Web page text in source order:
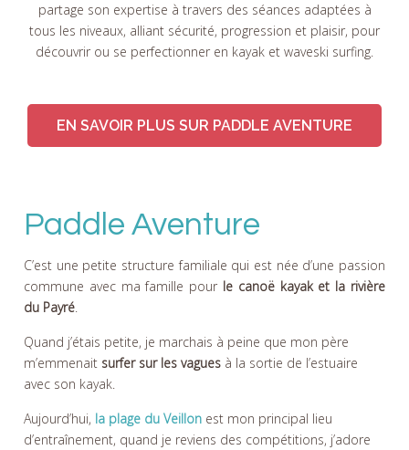
partage son expertise à travers des séances adaptées à
tous les niveaux, alliant sécurité, progression et plaisir, pour
découvrir ou se perfectionner en kayak et waveski surfing.
EN SAVOIR PLUS SUR PADDLE AVENTURE
Paddle Aventure
C’est une petite structure familiale qui est née d’une passion
commune avec ma famille pour le canoë kayak et la rivière
du Payré.
Quand j’étais petite, je marchais à peine que mon père
m’emmenait surfer sur les vagues à la sortie de l’estuaire
avec son kayak.
Aujourd’hui, la plage du Veillon est mon principal lieu
d’entraînement, quand je reviens des compétitions, j’adore